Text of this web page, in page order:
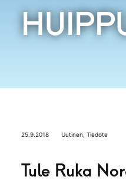
25.9.2018 Uutinen Tiedote
Tule Ruka